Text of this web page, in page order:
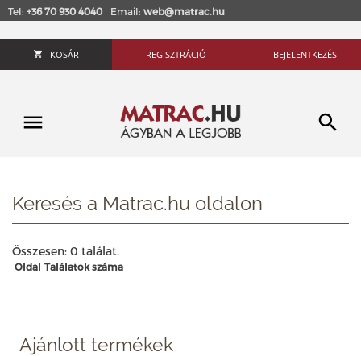
Tel: +36 70 930 4040 Email: web@matrac.hu
KOSÁR REGISZTRÁCIÓ BEJELENTKEZÉS
Keresés a Matrac.hu oldalon
Összesen: 0 találat.
Oldal Találatok száma
Ajánlott termékek